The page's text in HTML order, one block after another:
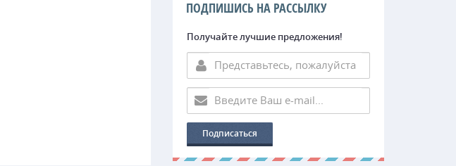
ПОДПИШИСЬ НА РАССЫЛКУ
Получайте лучшие предложения!